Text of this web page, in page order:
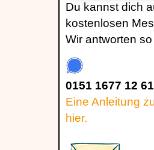
Du kannst dich
kostenlosen
Wir antworten
0151 1677 12 61
Eine Anleitung
hier.